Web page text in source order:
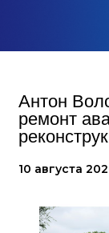
Антон
ремонт
10 августа